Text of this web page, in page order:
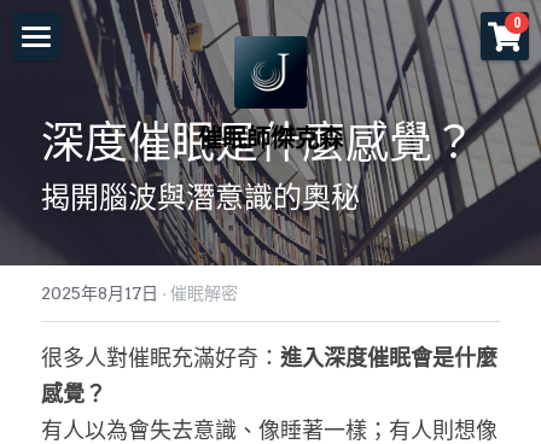
催眠師傑克森
0
首頁
關於老師
一對一服務
命運重塑計畫
催眠服務
頌缽及量子觸療
塔羅示現
自我催眠工作坊
前世今生工作坊
元辰宮工作坊
催眠師培訓課程
NGH催眠師證照班
真知催眠(TKH)
免費講座
認識催眠
深度催眠是什麼感覺？
揭開腦波與潛意識的奧秘
2025年8月17日 · 催眠解密
很多人對催眠充滿好奇： 進入深度催眠會是什麼
感覺？
有人以為會失去意識、像睡著一樣；有人則想像
×
商品分類
所有商品分類